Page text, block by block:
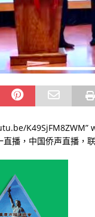
K49SjFM8ZWM”
直播，中国侨声直播，联